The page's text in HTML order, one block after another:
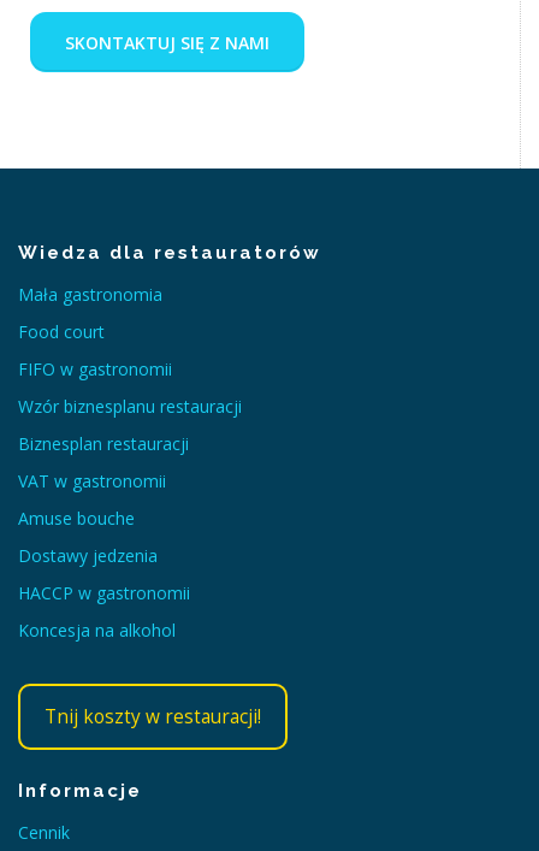
SKONTAKTUJ SIĘ Z NAMI
Wiedza dla restauratorów
Mała gastronomia
Food court
FIFO w gastronomii
Wzór biznesplanu restauracji
Biznesplan restauracji
VAT w gastronomii
Amuse bouche
Dostawy jedzenia
HACCP w gastronomii
Koncesja na alkohol
Tnij koszty w restauracji!
Informacje
Cennik